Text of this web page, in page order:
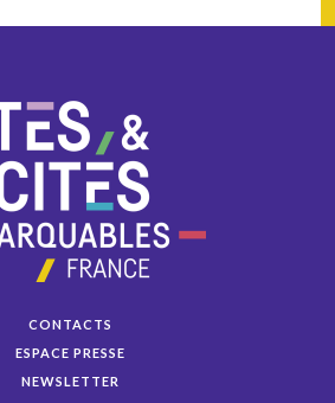
CONTACTS
ESPACE PRESSE
NEWSLETTER